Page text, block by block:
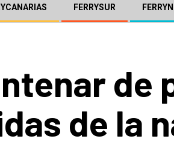
FERRYSUR
de
de la